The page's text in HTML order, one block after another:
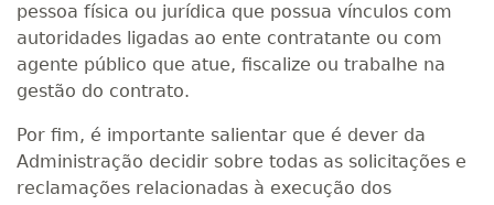
pessoa física ou jurídica que possua vínculos com
autoridades ligadas ao ente contratante ou com
agente público que atue, fiscalize ou trabalhe na
gestão do contrato.
Por fim, é importante salientar que é dever da
Administração decidir sobre todas as solicitações e
reclamações relacionadas à execução dos